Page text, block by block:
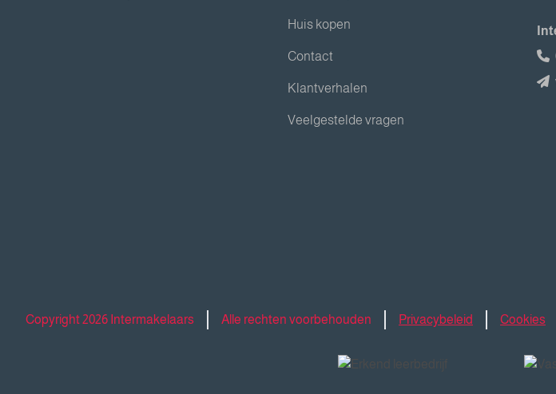
Huis kopen
Contact
Klantverhalen
Veelgestelde vragen
Copyright 2026 Intermakelaars Alle rechten voorbehouden Privacybeleid Cookies